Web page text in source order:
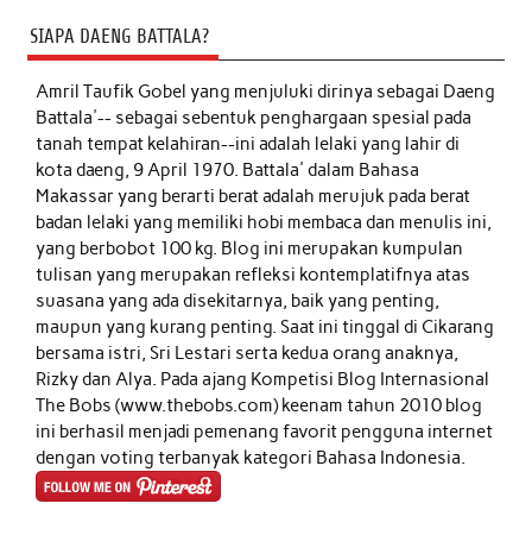
SIAPA DAENG BATTALA?
Amril Taufik Gobelyang menjuluki dirinya sebagai Daeng
Battala'-- sebagai sebentuk penghargaan spesial pada
tanah tempat kelahiran--ini adalah lelaki yang lahir di
kota daeng, 9 April 1970. Battala' dalam Bahasa
Makassar yang berarti berat adalah merujuk pada berat
badan lelaki yang memiliki hobi membaca dan menulis ini,
yang berbobot 100 kg. Blog ini merupakan kumpulan
tulisan yang merupakan refleksi kontemplatifnya atas
suasana yang ada disekitarnya, baik yang penting,
maupun yang kurang penting. Saat ini tinggal di Cikarang
bersama istri, Sri Lestari serta kedua orang anaknya,
Rizky dan Alya. Pada ajang Kompetisi Blog Internasional
The Bobs (www.thebobs.com) keenam tahun 2010 blog
ini berhasil menjadi pemenang favorit pengguna internet
dengan voting terbanyak kategori Bahasa Indonesia.